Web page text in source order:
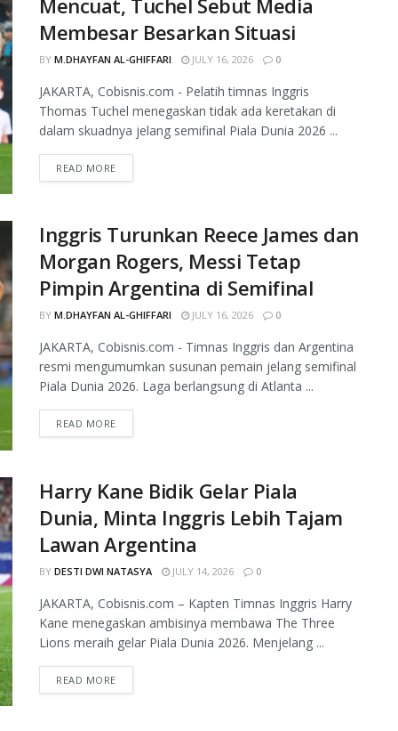
Membesar Besarkan Situasi
BY M.DHAYFAN AL-GHIFFARI JULY 16, 2026 0
JAKARTA, Cobisnis.com - Pelatih timnas Inggris
Thomas Tuchel menegaskan tidak ada keretakan di
dalam skuadnya jelang semifinal Piala Dunia 2026 ...
READ MORE
Inggris Turunkan Reece James dan
Morgan Rogers, Messi Tetap
Pimpin Argentina di Semifinal
BY M.DHAYFAN AL-GHIFFARI JULY 16, 2026 0
JAKARTA, Cobisnis.com - Timnas Inggris dan Argentina
resmi mengumumkan susunan pemain jelang semifinal
Piala Dunia 2026. Laga berlangsung di Atlanta ...
READ MORE
Harry Kane Bidik Gelar Piala
Dunia, Minta Inggris Lebih Tajam
Lawan Argentina
BY DESTI DWI NATASYA JULY 14, 2026 0
JAKARTA, Cobisnis.com – Kapten Timnas Inggris Harry
Kane menegaskan ambisinya membawa The Three
Lions meraih gelar Piala Dunia 2026. Menjelang ...
READ MORE